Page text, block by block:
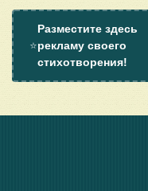
⭐
Разместите здесь
рекламу своего
стихотворения!